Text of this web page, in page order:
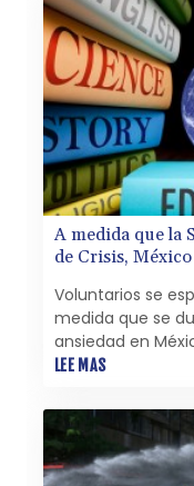
A medida que la
de Crisis,
Voluntarios se
medida que se
ansiedad en
LEE MAS